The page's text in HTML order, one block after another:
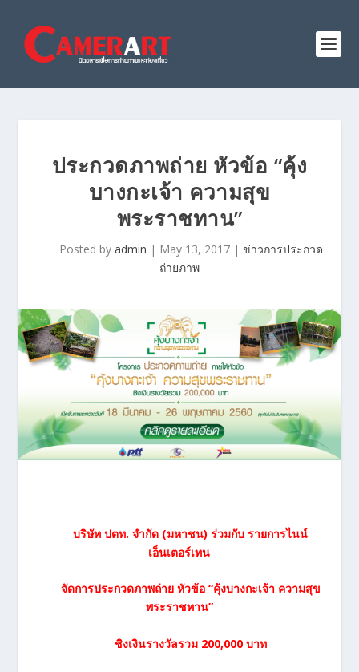
ประกวดภาพถ่าย หัวข้อ “คุ้ง
บางกะเจ้า ความสุข
พระราชทาน”
Posted by admin | May 13, 2017| ข่าวการประกวด
ถ่ายภาพ
บริษัท ปตท. จำกัด (มหาชน) ร่วมกับ รายการไนน์
เอ็นเตอร์เทน
จัดการประกวดภาพถ่าย หัวข้อ “คุ้งบางกะเจ้า ความสุข
พระราชทาน”
ชิงเงินรางวัลรวม 200,000 บาท